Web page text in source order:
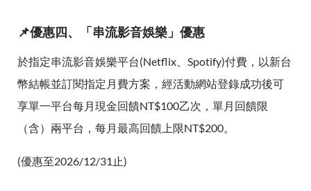
📌優惠四、「串流影音娛樂」優惠
於指定串流影音娛樂平台(Netflix、Spotify)付費，以新台
幣結帳並訂閱指定月費方案，經活動網站登錄成功後可
享單一平台每月現金回饋NT$100乙次，單月回饋限
（含）兩平台，每月最高回饋上限NT$200。
(優惠至2026/12/31止)